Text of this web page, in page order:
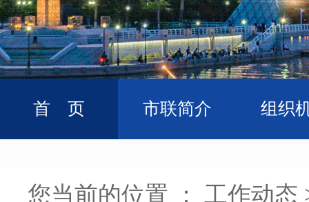
首 页 市联简介 组织
您当前的位置 ： 工作动态